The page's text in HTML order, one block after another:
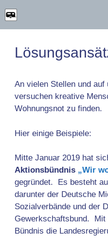
Inhalt
springen
An vielen Stellen und
versuchen kreative
Wohnungsnot zu finden.
Hier einige Beispiele:
Mitte Januar 2019 hat
Aktionsbündnis „Wir
gegründet. Es besteht
darunter der Deutsche
Sozialverbände und der
Gewerkschaftsbund. Mit
Bündnis die